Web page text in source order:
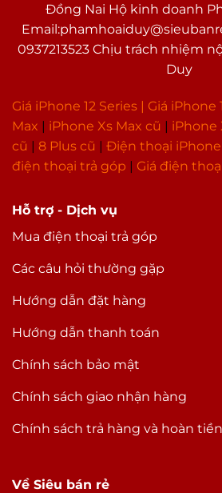
Hỗ trợ - Dịch vụ
Mua điện thoại trả góp
Các câu hỏi thường gặp
Hướng dẫn đặt hàng
Hướng dẫn thanh toán
Chính sách bảo mật
Chính sách giao nhận hàng
Chính sách trả hàng và hoàn tiền
Về Siêu bán rẻ
Đồng Nai Hộ kinh doanh
0937213523 Chịu trách nhiệm
Duy
Giá iPhone 12 Series | Giá iPhone
Max | iPhone Xs Max cũ | iPhone
cũ | 8 Plus cũ | Điện thoại iPhone
điện thoại trả góp | Giá điện